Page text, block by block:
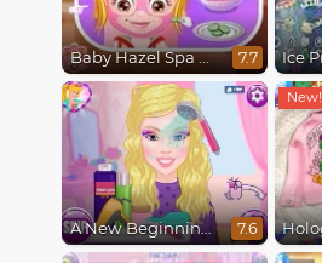
Baby Hazel Spa Makeover 7.7
A New Beginning, From Sad to Fab 7.6